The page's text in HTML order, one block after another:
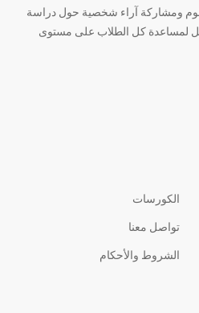
ومشاركة آراء شخصية حول دراسة
لمساعدة كل الطلاب على مستوى
الكورسات
تواصل معنا
الشروط والأحكام